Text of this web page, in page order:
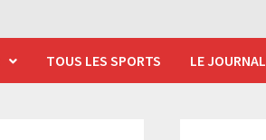
TOUS LES SPORTS LE JOURNAL